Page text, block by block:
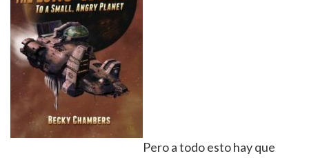
Pero a todo esto hay que